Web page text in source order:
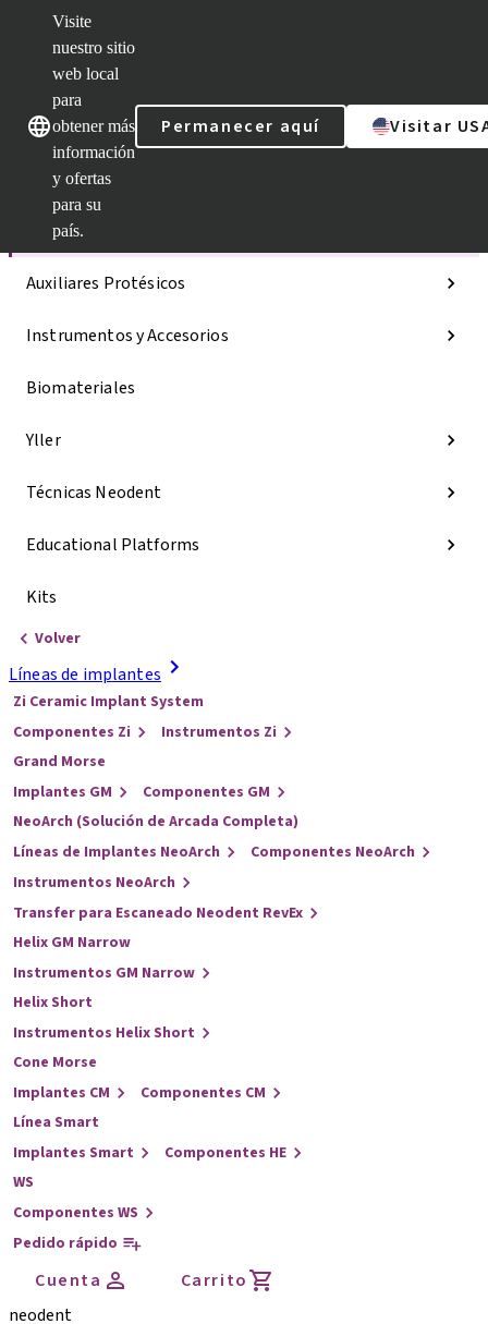
Visite
nuestro sitio
web local
para
obtener más
información
y ofertas
para su
país.
Permanecer aquí Visitar
Categorías
Líneas de implantes
Auxiliares Protésicos
Instrumentos y Accesorios
Biomateriales
Yller
Técnicas Neodent
Educational Platforms
Kits
Volver
Líneas de implantes
Zi Ceramic Implant System
Componentes Zi
Instrumentos Zi
Grand Morse
Implantes GM
Componentes GM
NeoArch (Solución de Arcada Completa)
Líneas de Implantes NeoArch
Componentes NeoArch
Instrumentos NeoArch
Transfer para Escaneado Neodent RevEx
Helix GM Narrow
Instrumentos GM Narrow
Helix Short
Instrumentos Helix Short
Cone Morse
Implantes CM
Componentes CM
Línea Smart
Implantes Smart
Componentes HE
WS
Componentes WS
Pedido rápido
Cuenta
Carrito
neodent